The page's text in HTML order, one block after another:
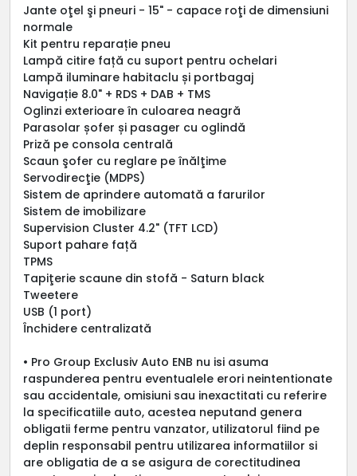
Jante oţel şi pneuri - 15" - capace roţi de dimensiuni
normale
Kit pentru reparație pneu
Lampă citire față cu suport pentru ochelari
Lampă iluminare habitaclu și portbagaj
Navigație 8.0" + RDS + DAB + TMS
Oglinzi exterioare în culoarea neagră
Parasolar șofer și pasager cu oglindă
Priză pe consola centrală
Scaun şofer cu reglare pe înălţime
Servodirecţie (MDPS)
Sistem de aprindere automată a farurilor
Sistem de imobilizare
Supervision Cluster 4.2" (TFT LCD)
Suport pahare față
TPMS
Tapiţerie scaune din stofă - Saturn black
Tweetere
USB (1 port)
Închidere centralizată
• Pro Group Exclusiv Auto ENB nu isi asuma
raspunderea pentru eventualele erori neintentionate
sau accidentale, omisiuni sau inexactitati cu referire
la specificatiile auto, acestea neputand genera
obligatii ferme pentru vanzator, utilizatorul fiind pe
deplin responsabil pentru utilizarea informatiilor si
are obligatia de a se asigura de corectitudinea